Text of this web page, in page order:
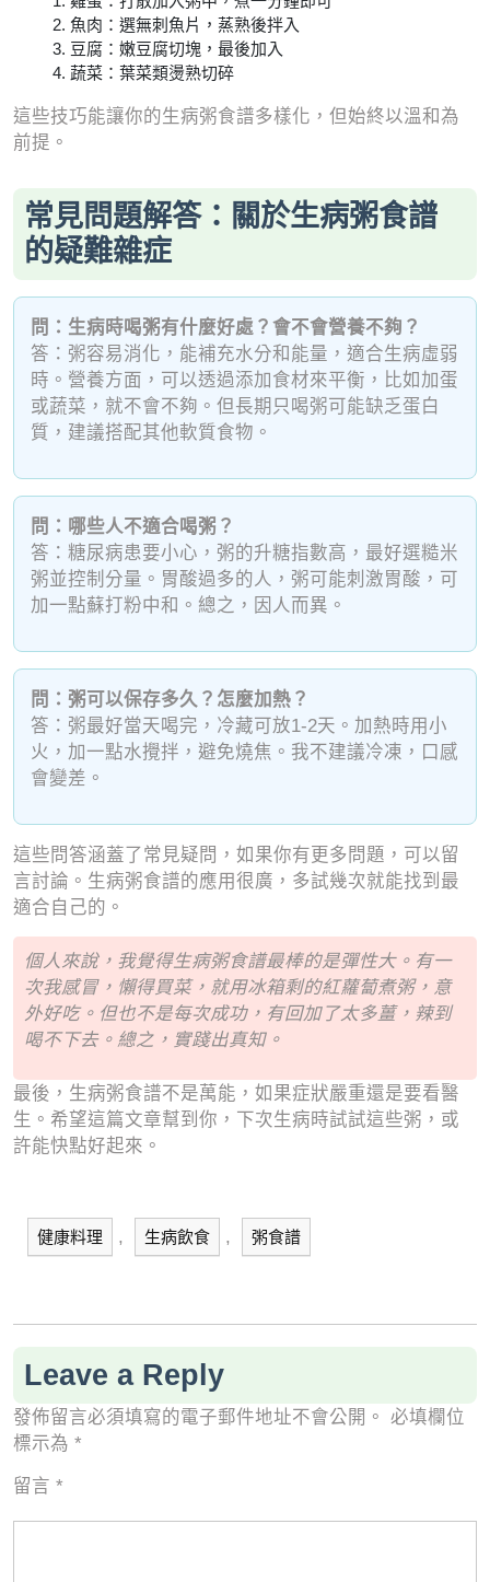
魚肉：選無刺魚片，蒸熟後拌入
豆腐：嫩豆腐切塊，最後加入
蔬菜：葉菜類燙熟切碎
這些技巧能讓你的生病粥食譜多樣化，但始終以溫和為
前提。
常見問題解答：關於生病粥食譜
的疑難雜症
問：生病時喝粥有什麼好處？會不會營養不夠？
答：粥容易消化，能補充水分和能量，適合生病虛弱
時。營養方面，可以透過添加食材來平衡，比如加蛋
或蔬菜，就不會不夠。但長期只喝粥可能缺乏蛋白
質，建議搭配其他軟質食物。
問：哪些人不適合喝粥？
答：糖尿病患要小心，粥的升糖指數高，最好選糙米
粥並控制分量。胃酸過多的人，粥可能刺激胃酸，可
加一點蘇打粉中和。總之，因人而異。
問：粥可以保存多久？怎麼加熱？
答：粥最好當天喝完，冷藏可放1-2天。加熱時用小
火，加一點水攪拌，避免燒焦。我不建議冷凍，口感
會變差。
這些問答涵蓋了常見疑問，如果你有更多問題，可以留
言討論。生病粥食譜的應用很廣，多試幾次就能找到最
適合自己的。
個人來說，我覺得生病粥食譜最棒的是彈性大。有一
次我感冒，懶得買菜，就用冰箱剩的紅蘿蔔煮粥，意
外好吃。但也不是每次成功，有回加了太多薑，辣到
喝不下去。總之，實踐出真知。
最後，生病粥食譜不是萬能，如果症狀嚴重還是要看醫
生。希望這篇文章幫到你，下次生病時試試這些粥，或
許能快點好起來。
健康料理 , 生病飲食 , 粥食譜
Leave a Reply
發佈留言必須填寫的電子郵件地址不會公開。
必填欄位
標示為 *
留言 *